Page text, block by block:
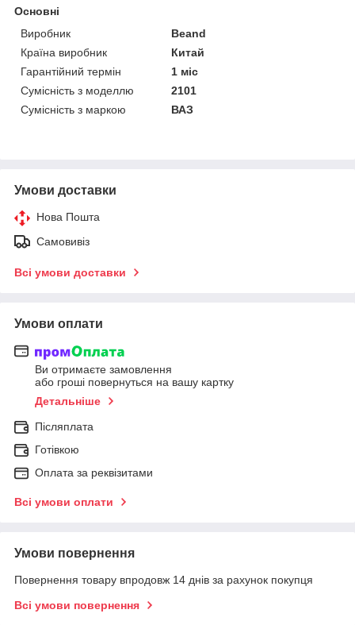
Основні
Виробник
Beand
Країна виробник
Китай
Гарантійний термін
1 міс
Сумісність з моделлю
2101
Сумісність з маркою
ВАЗ
Умови доставки
Нова Пошта
Самовивіз
Всі умови доставки
Умови оплати
Ви отримаєте замовлення
або гроші повернуться на вашу картку
Детальніше
Післяплата
Готівкою
Оплата за реквізитами
Всі умови оплати
Умови повернення
Повернення товару впродовж 14 днів за рахунок покупця
Всі умови повернення